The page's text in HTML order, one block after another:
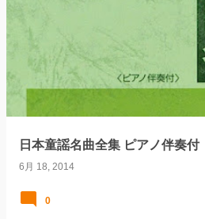
日本童謡名曲全集 ピアノ伴奏
6月 18, 2014
0